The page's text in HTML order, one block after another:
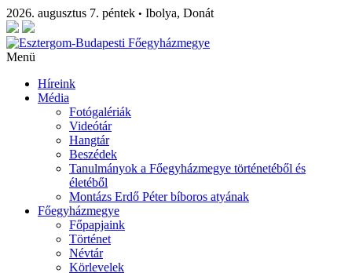
2026. augusztus 7. péntek • Ibolya, Donát
Menü
Híreink
Média
Fotógalériák
Videótár
Hangtár
Beszédek
Tanulmányok a Főegyházmegye történetéből és
életéből
Montázs Erdő Péter bíboros atyának
Főegyházmegye
Főpapjaink
Történet
Névtár
Körlevelek